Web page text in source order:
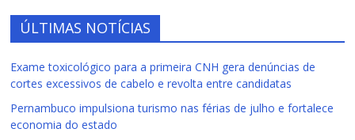
ÚLTIMAS NOTÍCIAS
Exame toxicológico para a primeira CNH gera denúncias de
cortes excessivos de cabelo e revolta entre candidatas
Pernambuco impulsiona turismo nas férias de julho e fortalece
economia do estado